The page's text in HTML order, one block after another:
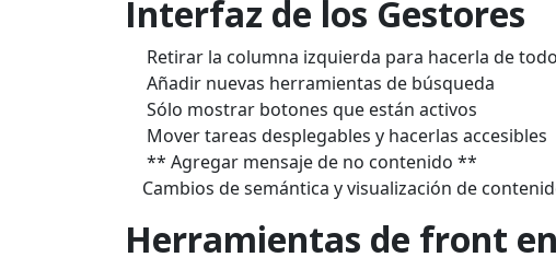
Interfaz de los Gestores
Retirar la columna izquierda para hacerla de
Añadir nuevas herramientas de búsqueda
Sólo mostrar botones que están activos
Movertareas desplegables y hacerlas accesibles
** Agregar mensaje de no contenido **
Cambios de semántica y visualización de
Herramientas de front